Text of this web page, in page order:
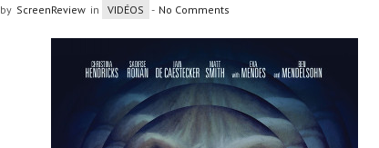
ScreenReview in VIDÉOS - No Comments